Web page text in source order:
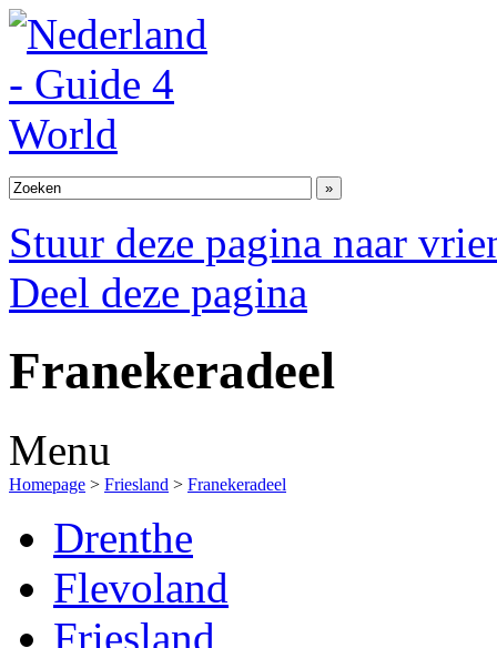
Stuur deze pagina naar
Deel deze pagina
Franekeradeel
Menu
Homepage > Friesland > Franekeradeel
Drenthe
Flevoland
Friesland